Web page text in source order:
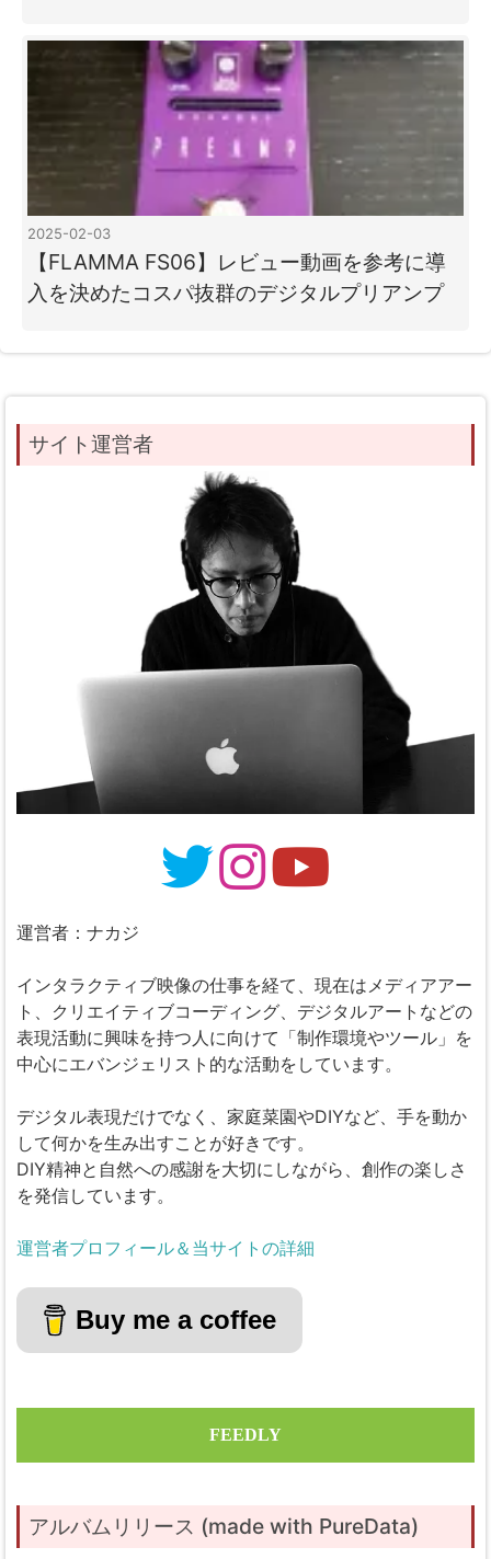
2025-02-03
【FLAMMA FS06】レビュー動画を参考に導
入を決めたコスパ抜群のデジタルプリアンプ
サイト運営者
運営者：ナカジ
インタラクティブ映像の仕事を経て、現在はメディアアー
ト、クリエイティブコーディング、デジタルアートなどの
表現活動に興味を持つ人に向けて「制作環境やツール」を
中心にエバンジェリスト的な活動をしています。
デジタル表現だけでなく、家庭菜園やDIYなど、手を動か
して何かを生み出すことが好きです。
DIY精神と自然への感謝を大切にしながら、創作の楽しさ
を発信しています。
運営者プロフィール＆当サイトの詳細
Buy me a coffee
FEEDLY
アルバムリリース (made with PureData)